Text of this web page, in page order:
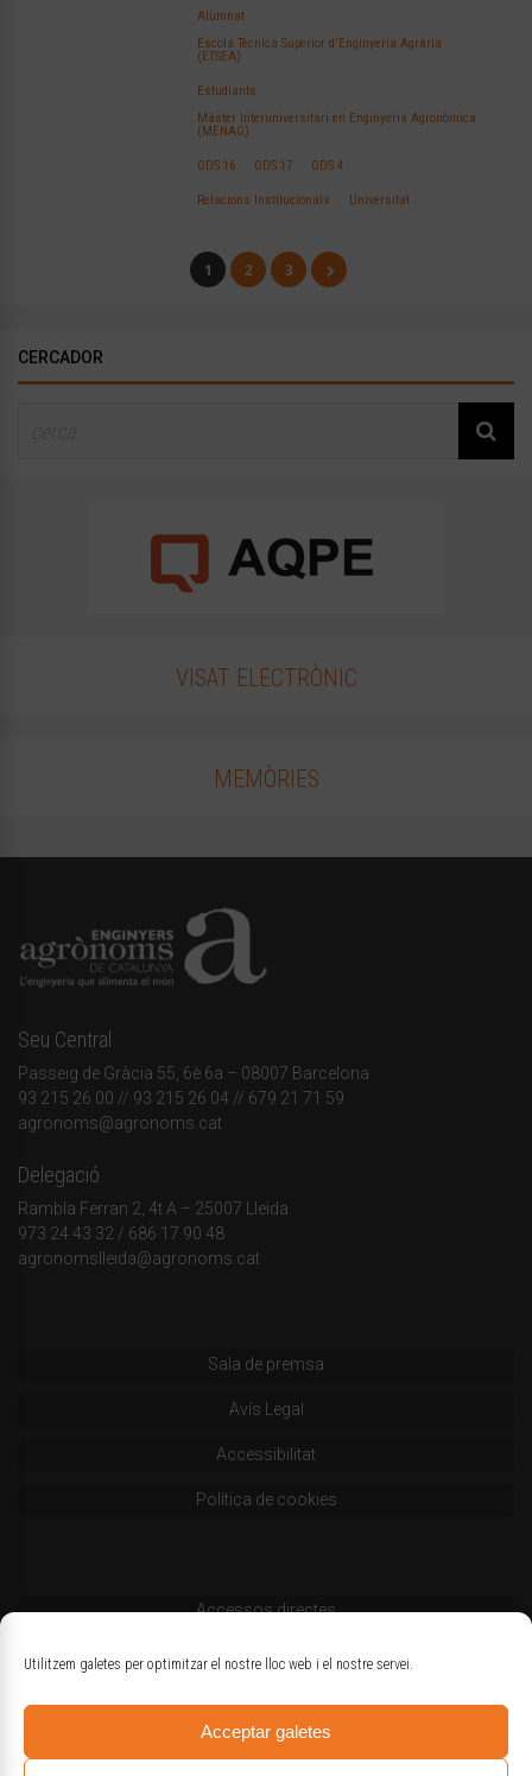
Utilitzem galetes per optimitzar el nostre lloc web i el nostre servei.
Acceptar galetes
Alumnat
Escola Tècnica Superior d'Enginyeria Agrària
(ETSEA)
Estudiants
Màster Interuniversitari en Enginyeria Agronòmica
(MENAG)
ODS 16 ODS 17 ODS 4
Relacions Institucionals Universitat
1 2 3
CERCADOR
VISAT ELECTRÒNIC
MEMÒRIES
Seu Central
Passeig de Gràcia 55, 6è 6a – 08007 Barcelona
93 215 26 00 // 93 215 26 04 // 679 21 71 59
agronoms@agronoms.cat
Delegació
Rambla Ferran 2, 4t A – 25007 Lleida
973 24 43 32 / 686 17 90 48
agronomslleida@agronoms.cat
Sala de premsa
Avís Legal
Accessibilitat
Política de cookies
Accessos directes
Codi deontològic
Logotips oficials